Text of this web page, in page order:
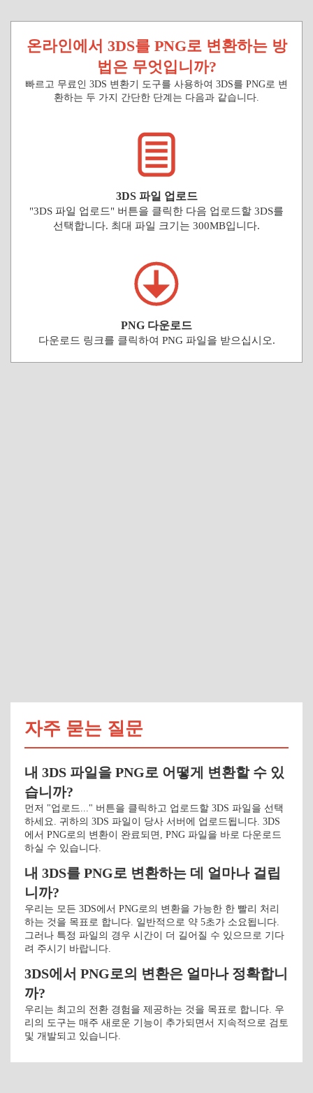
온라인에서 3DS를 PNG로 변환하는 방
법은 무엇입니까?
빠르고 무료인 3DS 변환기 도구를 사용하여 3DS를 PNG로 변
환하는 두 가지 간단한 단계는 다음과 같습니다.
3DS 파일 업로드
"3DS 파일 업로드" 버튼을 클릭한 다음 업로드할 3DS를
선택합니다. 최대 파일 크기는 300MB입니다.
PNG 다운로드
다운로드 링크를 클릭하여 PNG 파일을 받으십시오.
자주 묻는 질문
내 3DS 파일을 PNG로 어떻게 변환할 수 있
습니까?
먼저 "업로드..." 버튼을 클릭하고 업로드할 3DS 파일을 선택
하세요. 귀하의 3DS 파일이 당사 서버에 업로드됩니다. 3DS
에서 PNG로의 변환이 완료되면, PNG 파일을 바로 다운로드
하실 수 있습니다.
내 3DS를 PNG로 변환하는 데 얼마나 걸립
니까?
우리는 모든 3DS에서 PNG로의 변환을 가능한 한 빨리 처리
하는 것을 목표로 합니다. 일반적으로 약 5초가 소요됩니다.
그러나 특정 파일의 경우 시간이 더 길어질 수 있으므로 기다
려 주시기 바랍니다.
3DS에서 PNG로의 변환은 얼마나 정확합니
까?
우리는 최고의 전환 경험을 제공하는 것을 목표로 합니다. 우
리의 도구는 매주 새로운 기능이 추가되면서 지속적으로 검토
및 개발되고 있습니다.